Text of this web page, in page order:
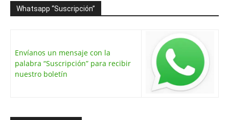
Whatsapp “Suscripción”
Envíanos un mensaje con la
palabra “Suscripción” para recibir
nuestro boletín